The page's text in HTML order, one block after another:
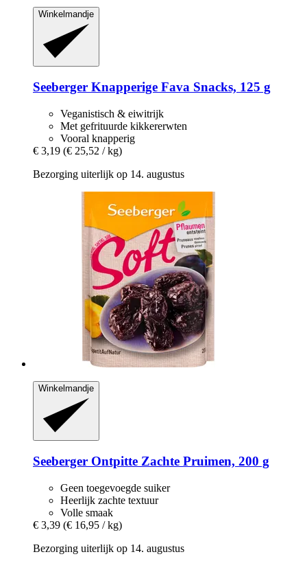
Winkelmandje
Seeberger Knapperige Fava Snacks, 125 g
Veganistisch & eiwitrijk
Met gefrituurde kikkererwten
Vooral knapperig
€ 3,19 (€ 25,52 / kg)
Bezorging uiterlijk op 14. augustus
Winkelmandje
Seeberger Ontpitte Zachte Pruimen, 200 g
Geen toegevoegde suiker
Heerlijk zachte textuur
Volle smaak
€ 3,39 (€ 16,95 / kg)
Bezorging uiterlijk op 14. augustus